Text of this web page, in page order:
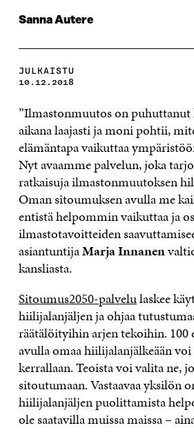
Sanna Autere
JULKAISTU
10.12.2018
”Ilmastonmuutos on puhuttanut
aikana laajasti ja moni pohtii,
elämäntapa vaikuttaa
Nyt avaamme palvelun, joka
ratkaisuja ilmastonmuutoksen
Oman sitoumuksen avulla me
entistä helpommin vaikuttaa ja
ilmastotavoitteiden
asiantuntijaMarja Innanen
kansliasta.
Sitoumus2050-palvelulaskee
hiilijalanjäljen ja ohjaa
räätälöityihin arjen tekoihin. 100
avulla omaa hiilijalanjälkeään voi
kerrallaan. Teoista voi valita ne,
sitoutumaan. Vastaavaa yksilön
hiilijalanjäljen puolittamista
ole saatavilla muissa maissa –